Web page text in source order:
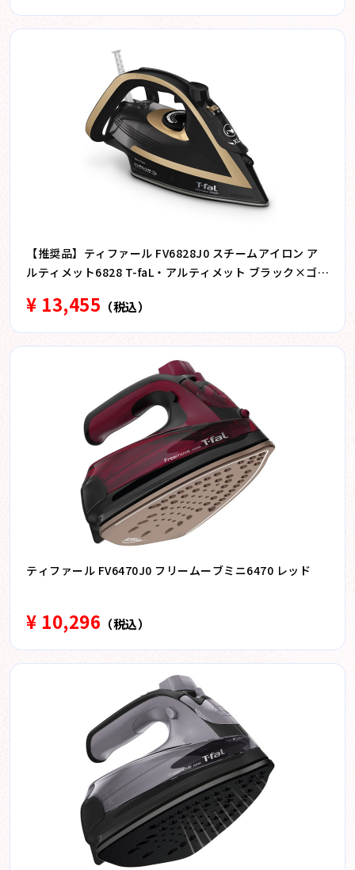
【推奨品】ティファール FV6828J0 スチームアイロン ア
ルティメット6828 T-faL・アルティメット ブラック×ゴー
¥ 13,455 （税込）
ティファール FV6470J0 フリームーブミニ6470 レッド
¥ 10,296 （税込）